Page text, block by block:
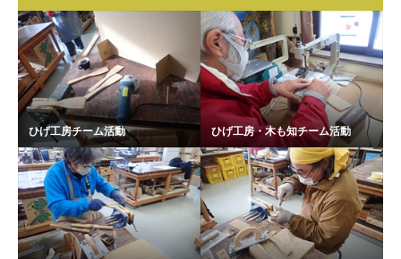
ひげ工房チーム活動 ひげ工房・木も知チーム活動